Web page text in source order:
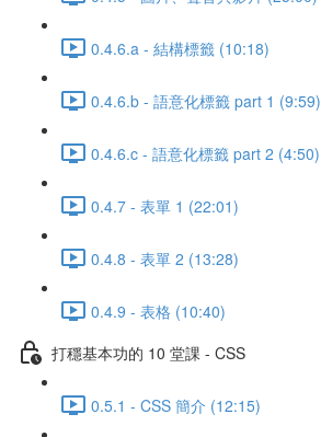
0.4.6.a - 結構標籤 (10:18)
0.4.6.b - 語意化標籤 part 1 (9:59)
0.4.6.c - 語意化標籤 part 2 (4:50)
0.4.7 - 表單 1 (22:01)
0.4.8 - 表單 2 (13:28)
0.4.9 - 表格 (10:40)
打穩基本功的 10 堂課 - CSS
0.5.1 - CSS 簡介 (12:15)